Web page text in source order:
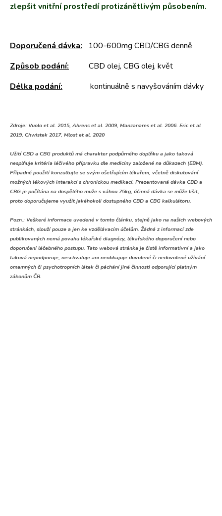
zlepšit vnitřní prostředí protizánětlivým působením.
Doporučená dávka: 100-600mg CBD/CBG denně
Způsob podání:
CBD olej, CBG olej, květ
Délka podání:
kontinuálně s navyšováním dávky
Zdroje: Vuolo et al. 2015, Ahrens et al. 2009, Manzanares et al. 2006. Eric et al
2019, Chwistek 2017, Mlost et al. 2020
Užití CBD a CBG produktů má charakter podpůrného doplňku a jako taková
nesplňuje kritéria léčivého přípravku dle medicíny založené na důkazech (EBM).
Případné použití konzultujte se svým ošetřujícím lékařem, včetně diskutování
možných lékových interakcí s chronickou medikací. Prezentovaná dávka CBD a
CBG je počítána na dospělého muže s váhou 75kg, účinná dávka se může lišit,
proto doporučujeme využít jakéhokoli dostupného CBD a CBG kalkulátoru.
Pozn.: Veškeré informace uvedené v tomto článku, stejně jako na našich webových
stránkách, slouží pouze a jen ke vzdělávacím účelům. Žádná z informací zde
publikovaných nemá povahu lékařské diagnózy, lékařského doporučení nebo
doporučení léčebného postupu. Tato webová stránka je čistě informativní a jako
taková nepodporuje, neschvaluje ani neobhajuje dovolené či nedovolené užívání
omamných či psychotropních látek či páchání jiné činnosti odporující platným
zákonům ČR.